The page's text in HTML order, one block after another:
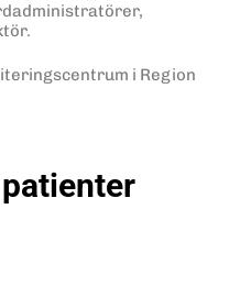
i Region